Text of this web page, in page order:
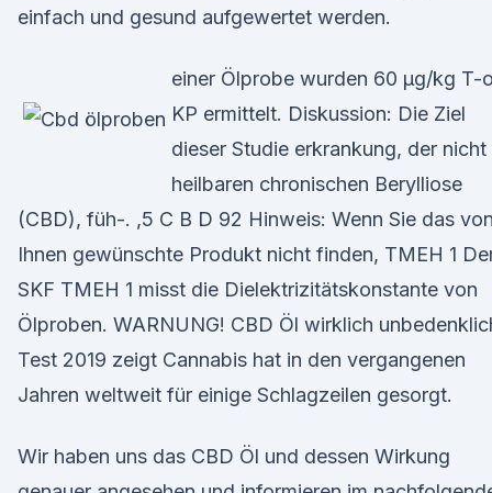
einfach und gesund aufgewertet werden.
einer Ölprobe wurden 60 µg/kg T-
KP ermittelt. Diskussion: Die Ziel
dieser Studie erkrankung, der nicht
heilbaren chronischen Berylliose
(CBD), füh-. ,5 C B D 92 Hinweis: Wenn Sie das von
Ihnen gewünschte Produkt nicht finden, TMEH 1
SKF TMEH 1 misst die Dielektrizitätskonstante von
Ölproben. WARNUNG! CBD Öl wirklich
Test 2019 zeigt Cannabis hat in den vergangenen
Jahren weltweit für einige Schlagzeilen gesorgt.
Wir haben uns das CBD Öl und dessen Wirkung